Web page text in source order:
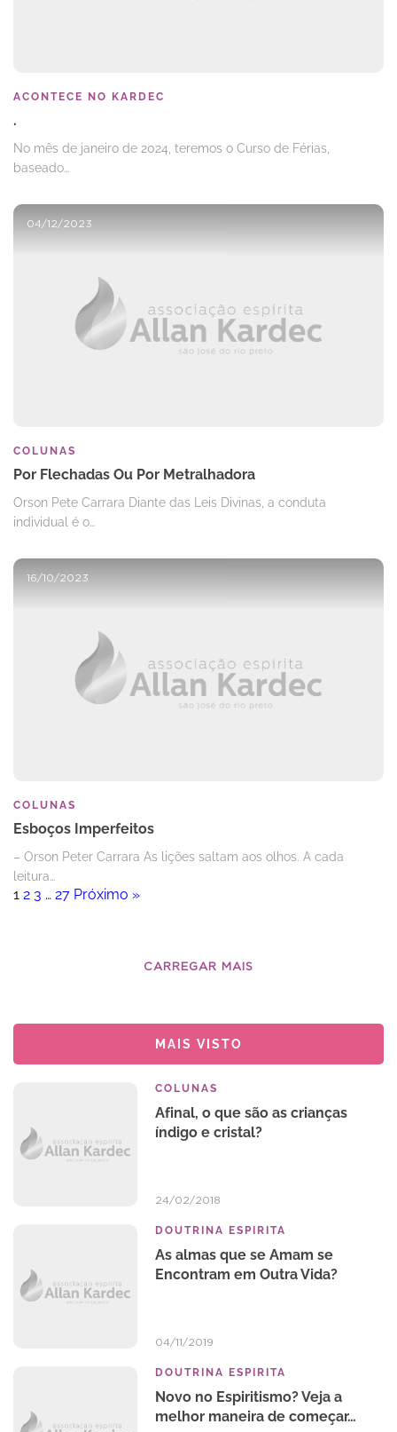
ACONTECE NO KARDEC
.
No mês de janeiro de 2024, teremos o Curso de Férias,
baseado…
04/12/2023
COLUNAS
Por Flechadas Ou Por Metralhadora
Orson Pete Carrara Diante das Leis Divinas, a conduta
individual é o…
16/10/2023
COLUNAS
Esboços Imperfeitos
– Orson Peter Carrara As lições saltam aos olhos. A cada
leitura…
1 2 3 … 27 Próximo »
CARREGAR MAIS
MAIS VISTO
COLUNAS
Afinal, o que são as crianças
índigo e cristal?
24/02/2018
DOUTRINA ESPIRITA
As almas que se Amam se
Encontram em Outra Vida?
04/11/2019
DOUTRINA ESPIRITA
Novo no Espiritismo? Veja a
melhor maneira de começar…